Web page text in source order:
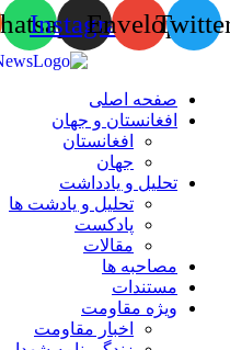
Instagram
Whatsapp
Rss
صفحه اصلی
افغانستان و جهان
افغانستان
جهان
تحلیل و یادداشت
تحلیل و یادشت ها
پادکست
مقالات
مصاحبه ها
مستندات
ویژه مقاومت
اخبار مقاومت